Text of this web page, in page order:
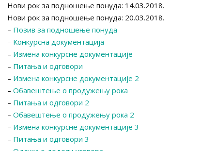
Нови рок за подношење понуда: 14.03.2018.
Нови рок за подношење понуда: 20.03.2018.
– Позив за подношење понуда
– Конкурсна документација
– Измена конкурсне документације
– Питања и одговори
– Измена конкурсне документације 2
– Обавештење о продужењу рока
– Питања и одговори 2
– Обавештење о продужењу рока 2
– Измена конкурсне документације 3
– Питања и одговори 3